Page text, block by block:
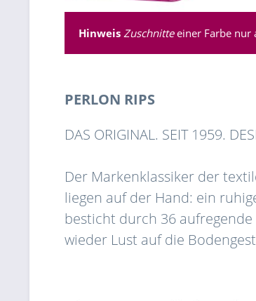
Hinweis Zuschnitteeiner Farbe nur
PERLON RIPS
DAS ORIGINAL. SEIT 1959.
Der Markenklassiker der
liegen auf der Hand: ein
besticht durch 36
wieder Lust auf die